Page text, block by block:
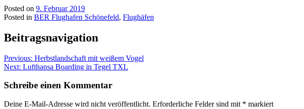
Posted on 9. Februar 2019
Posted in BER Flughafen Schönefeld, Flughäfen
Beitragsnavigation
Previous: Herbstlandschaft mit weißem Vogel
Next: Lufthansa Boarding in Tegel TXL
Schreibe einen Kommentar
Deine E-Mail-Adresse wird nicht veröffentlicht. Erforderliche Felder sind mit * markiert